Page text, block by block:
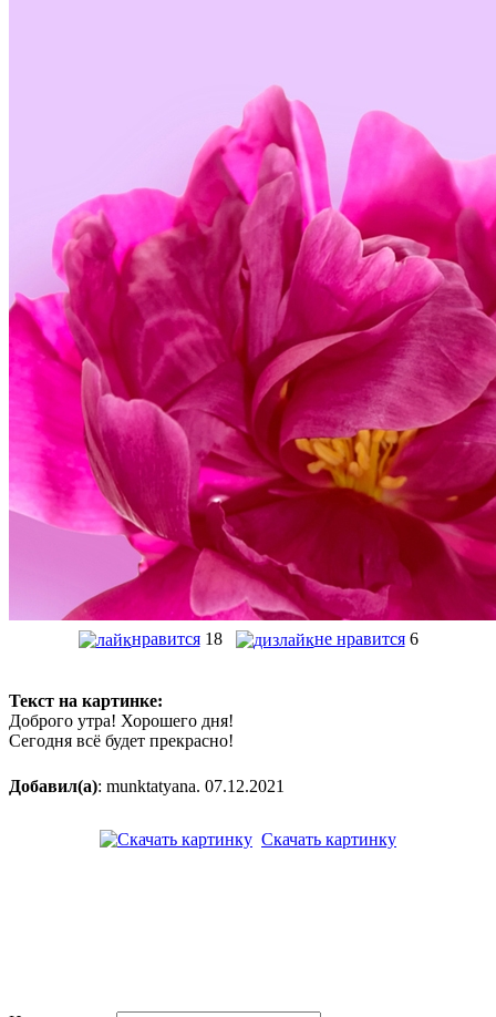
нравится 18 не нравится 6
Текст на картинке:
Доброго утра! Хорошего дня!
Сегодня всё будет прекрасно!
Добавил(а): munktatyana. 07.12.2021
Скачать картинку